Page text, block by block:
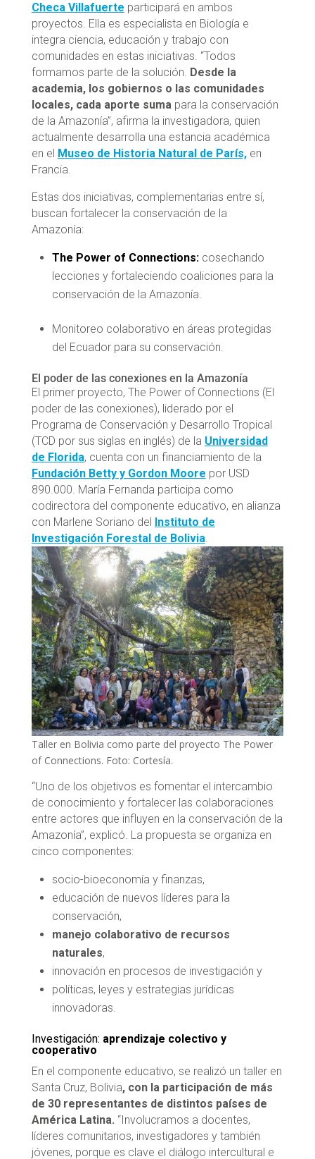
Checa Villafuerte participará en ambos
proyectos. Ella es especialista en Biología e
integra ciencia, educación y trabajo con
comunidades en estas iniciativas. “Todos
formamos parte de la solución. Desde la
academia, los gobiernos o las comunidades
locales, cada aporte sumapara la conservación
de la Amazonía”, afirma la investigadora, quien
actualmente desarrolla una estancia académica
en el Museo de Historia Natural de París,en
Francia.
Estas dos iniciativas, complementarias entre sí,
buscan fortalecer la conservación de la
Amazonía:
The Power of Connections: cosechando
lecciones y fortaleciendo coaliciones para la
conservación de la Amazonía.
Monitoreo colaborativo en áreas protegidas
del Ecuador para su conservación.
El poder de las conexiones en la Amazonía
El primer proyecto, The Power of Connections (El
poder de las conexiones), liderado por el
Programa de Conservación y Desarrollo Tropical
(TCD por sus siglas en inglés) de la Universidad
de Florida, cuenta con un financiamiento de la
Fundación Betty y Gordon Moore por USD
890.000. María Fernanda participa como
codirectora del componente educativo, en alianza
con Marlene Soriano del
Instituto de
Investigación Forestal de Bolivia.
Taller en Bolivia como parte del proyecto The Power
of Connections. Foto: Cortesía.
“Uno de los objetivos es fomentar el intercambio
de conocimiento y fortalecer las colaboraciones
entre actores que influyen en la conservación de la
Amazonía”, explicó. La propuesta se organiza en
cinco componentes:
socio-bioeconomía y finanzas,
educación de nuevos líderes para la
conservación,
manejo colaborativo de recursos
naturales,
innovación en procesos de investigación y
políticas, leyes y estrategias jurídicas
innovadoras.
Investigación: aprendizaje colectivo y
cooperativo
En el componente educativo, se realizó un taller en
Santa Cruz, Bolivia, con la participación de más
de 30 representantes de distintos países de
América Latina. “Involucramos a docentes,
líderes comunitarios, investigadores y también
jóvenes, porque es clave el diálogo intercultural e